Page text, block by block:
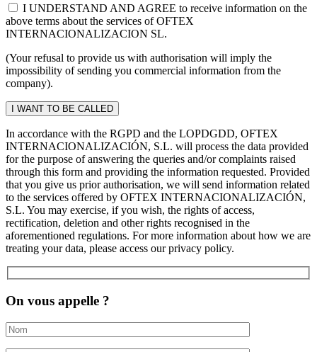
I UNDERSTAND AND AGREE to receive information on the
above terms about the services of OFTEX
INTERNACIONALIZACION SL.
(Your refusal to provide us with authorisation will imply the
impossibility of sending you commercial information from the
company).
In accordance with the RGPD and the LOPDGDD, OFTEX
INTERNACIONALIZACIÓN, S.L. will process the data provided
for the purpose of answering the queries and/or complaints raised
through this form and providing the information requested. Provided
that you give us prior authorisation, we will send information related
to the services offered by OFTEX INTERNACIONALIZACIÓN,
S.L. You may exercise, if you wish, the rights of access,
rectification, deletion and other rights recognised in the
aforementioned regulations. For more information about how we are
treating your data, please access our privacy policy.
On vous appelle ?